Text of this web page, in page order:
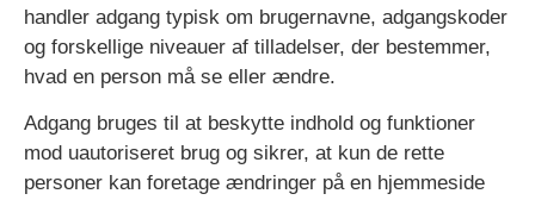
handler adgang typisk om brugernavne, adgangskoder
og forskellige niveauer af tilladelser, der bestemmer,
hvad en person må se eller ændre.
Adgang bruges til at beskytte indhold og funktioner
mod uautoriseret brug og sikrer, at kun de rette
personer kan foretage ændringer på en hjemmeside